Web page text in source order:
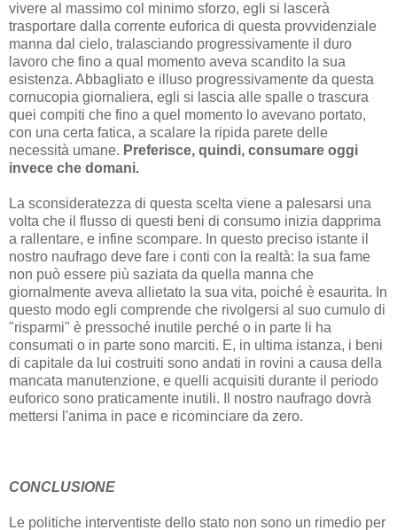
vivere al massimo col minimo sforzo, egli si lascerà
trasportare dalla corrente euforica di questa provvidenziale
manna dal cielo, tralasciando progressivamente il duro
lavoro che fino a qual momento aveva scandito la sua
esistenza. Abbagliato e illuso progressivamente da questa
cornucopia giornaliera, egli si lascia alle spalle o trascura
quei compiti che fino a quel momento lo avevano portato,
con una certa fatica, a scalare la ripida parete delle
necessità umane. Preferisce, quindi, consumare oggi
invece che domani.
La sconsideratezza di questa scelta viene a palesarsi una
volta che il flusso di questi beni di consumo inizia dapprima
a rallentare, e infine scompare. In questo preciso istante il
nostro naufrago deve fare i conti con la realtà: la sua fame
non può essere più saziata da quella manna che
giornalmente aveva allietato la sua vita, poiché è esaurita. In
questo modo egli comprende che rivolgersi al suo cumulo di
"risparmi" è pressoché inutile perché o in parte li ha
consumati o in parte sono marciti. E, in ultima istanza, i beni
di capitale da lui costruiti sono andati in rovini a causa della
mancata manutenzione, e quelli acquisiti durante il periodo
euforico sono praticamente inutili. Il nostro naufrago dovrà
mettersi l'anima in pace e ricominciare da zero.
CONCLUSIONE
Le politiche interventiste dello stato non sono un rimedio per